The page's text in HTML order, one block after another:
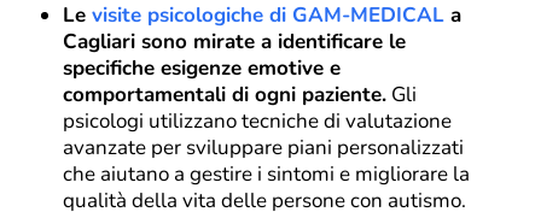
Le visite psicologiche di GAM-MEDICAL a
Cagliari sono mirate a identificare le
specifiche esigenze emotive e
comportamentali di ogni paziente. Gli
psicologi utilizzano tecniche di valutazione
avanzate per sviluppare piani personalizzati
che aiutano a gestire i sintomi e migliorare la
qualità della vita delle persone con autismo.